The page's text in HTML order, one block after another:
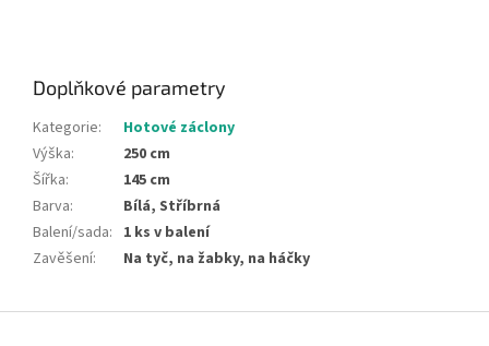
Doplňkové parametry
Kategorie:
Hotové záclony
Výška:
250 cm
Šířka:
145 cm
Barva:
Bílá, Stříbrná
Balení/sada: 1 ks v balení
Zavěšení: Na tyč, na žabky, na háčky